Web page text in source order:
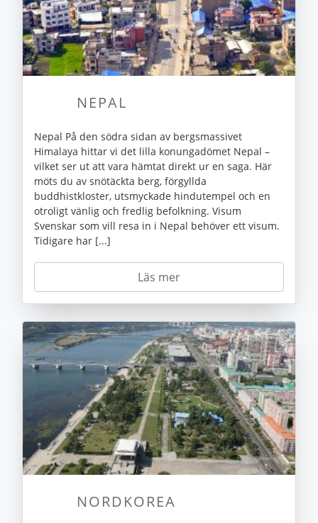
NEPAL
Nepal På den södra sidan av bergsmassivet
Himalaya hittar vi det lilla konungadömet Nepal –
vilket ser ut att vara hämtat direkt ur en saga. Här
möts du av snötäckta berg, förgyllda
buddhistkloster, utsmyckade hindutempel och en
otroligt vänlig och fredlig befolkning. Visum
Svenskar som vill resa in i Nepal behöver ett visum.
Tidigare har [...]
Läs mer
NORDKOREA